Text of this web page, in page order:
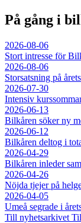
På gång i
2026-08-06
Stort intresse för
2026-08-06
Storsatsning på
2026-07-30
Intensiv
2026-06-13
Bilkåren söker ny
2026-06-12
Bilkåren deltog i
2026-04-29
Bilkåren inleder
2026-04-26
Nöjda tjejer på
2026-04-05
Umeå segrade i
Till nyhetsarkivet